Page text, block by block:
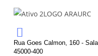
Rua Goes Calmon, 160 -
45000-400